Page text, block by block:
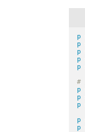
p
p
p
p
p
p
p
p
p
p